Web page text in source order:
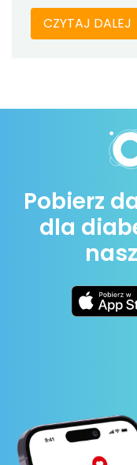
CZYTAJ DALEJ
Pobierz
dla